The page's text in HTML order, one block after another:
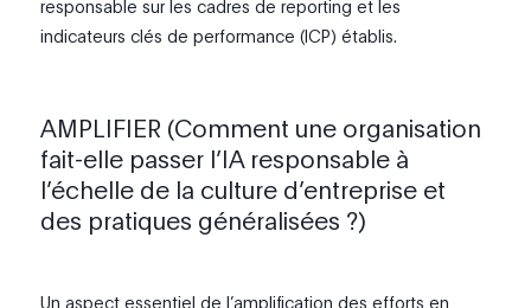
responsable sur les cadres de reporting et les
indicateurs clés de performance (ICP) établis.
AMPLIFIER (Comment une organisation
fait-elle passer l’IA responsable à
l’échelle de la culture d’entreprise et
des pratiques généralisées ?)
Un aspect essentiel de l’amplification des efforts en